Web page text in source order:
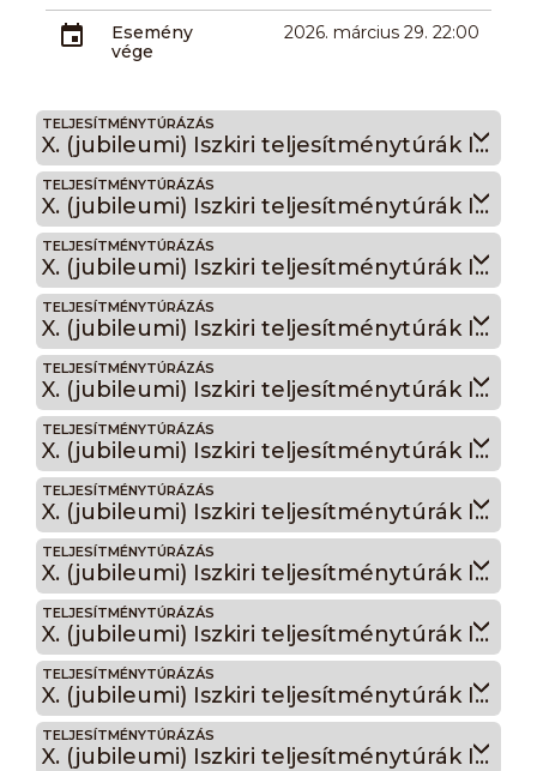
Esemény
vége
2026. március 29. 22:00
TELJESÍTMÉNYTÚRÁZÁS
X. (jubileumi) Iszkiri teljesítménytúrák Iszkiri 110
TELJESÍTMÉNYTÚRÁZÁS
X. (jubileumi) Iszkiri teljesítménytúrák Iszkiri 100
TELJESÍTMÉNYTÚRÁZÁS
X. (jubileumi) Iszkiri teljesítménytúrák Iszkiri 85
TELJESÍTMÉNYTÚRÁZÁS
X. (jubileumi) Iszkiri teljesítménytúrák Iszkiri 75
TELJESÍTMÉNYTÚRÁZÁS
X. (jubileumi) Iszkiri teljesítménytúrák Iszkiri 72
TELJESÍTMÉNYTÚRÁZÁS
X. (jubileumi) Iszkiri teljesítménytúrák Iszkiri 65
TELJESÍTMÉNYTÚRÁZÁS
X. (jubileumi) Iszkiri teljesítménytúrák Iszkiri 60
TELJESÍTMÉNYTÚRÁZÁS
X. (jubileumi) Iszkiri teljesítménytúrák Iszkiri 45
TELJESÍTMÉNYTÚRÁZÁS
X. (jubileumi) Iszkiri teljesítménytúrák Iszkiri 35
TELJESÍTMÉNYTÚRÁZÁS
X. (jubileumi) Iszkiri teljesítménytúrák Iszkiri 35 éjszakai
TELJESÍTMÉNYTÚRÁZÁS
X. (jubileumi) Iszkiri teljesítménytúrák Iszkiri 25